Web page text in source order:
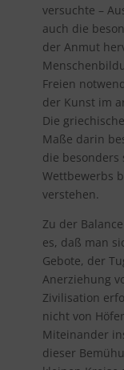
versuchte –
auch die
der Anmut
Freien
der Kunst im
Die
Maße darin
die besonders
Wettbewerbs
verstehen.
Zu der
es, daß man
Gebote, der
Anerziehung
Zivilisation
nicht von
Miteinander
dieser